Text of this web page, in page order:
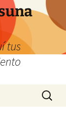
tus
Buscar: